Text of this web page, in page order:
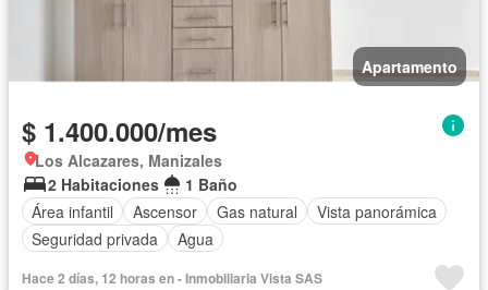
Apartamento
$ 1.400.000/mes
Los Alcazares, Manizales
2 Habitaciones
1 Baño
Área infantil
Ascensor Gas natural
Vista panorámica
Seguridad privada
Agua
Hace 2 días, 12 horas en - Inmobiliaria Vista SAS